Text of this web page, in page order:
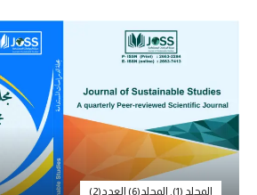
المجلد (1) , المجلد(6) العدد(2)